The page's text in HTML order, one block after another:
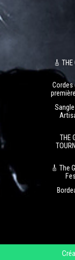
🎸
Cordes
THE
🎸 The